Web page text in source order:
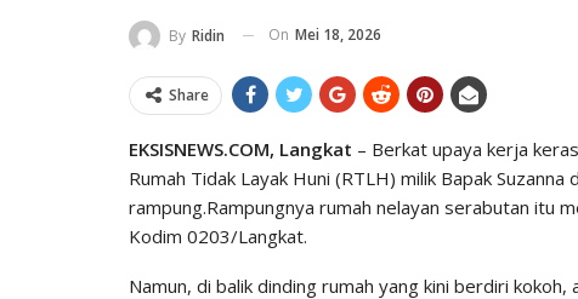
By Ridin On Mei 18, 2026
Share
EKSISNEWS.COM, Langkat – Berkat upaya kerja
Rumah Tidak Layak Huni (RTLH) milik Bapak
rampung.Rampungnya rumah nelayan serabutan itu
Kodim 0203/Langkat.
Namun, di balik dinding rumah yang kini berdiri